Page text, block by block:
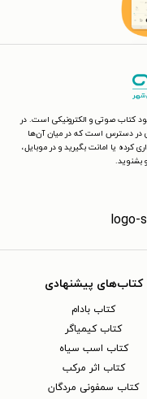
کتاب صوتی و الکترونیکی است. در
در دسترس است که در میان آن‌ها
کرده یا امانت بگیرید و در موبایل،
بشنوید.
کتاب‌های پیشنهادی
کتاب بادام
کتاب کیمیاگر
کتاب اسب سیاه
کتاب اثر مرکب
کتاب سمفونی مردگان